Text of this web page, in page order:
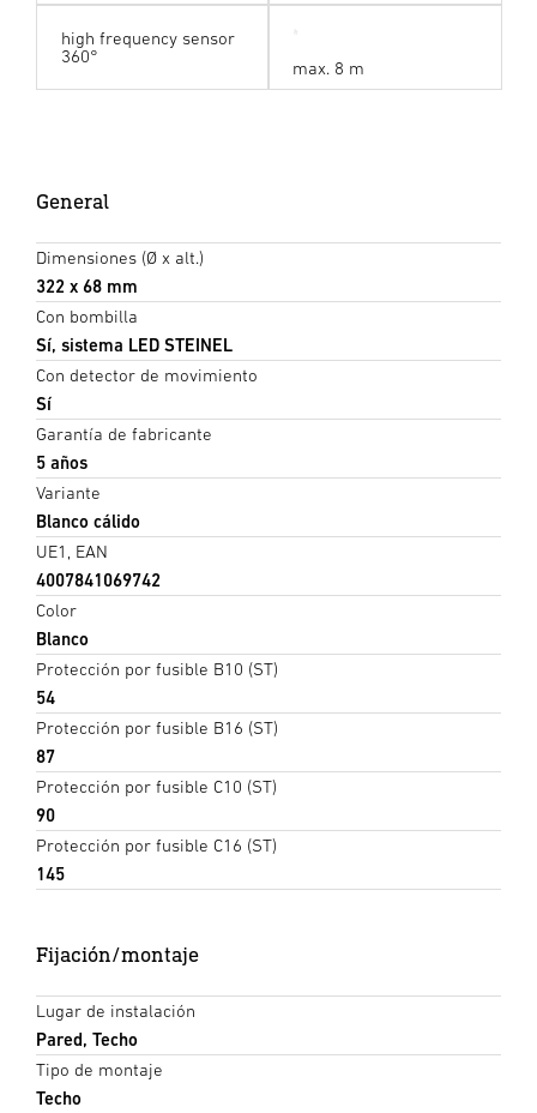
high frequency sensor
360°
max. 8 m
General
Dimensiones (Ø x alt.)
322 x 68 mm
Con bombilla
Sí, sistema LED STEINEL
Con detector de movimiento
Sí
Garantía de fabricante
5 años
Variante
Blanco cálido
UE1, EAN
4007841069742
Color
Blanco
Protección por fusible B10 (ST)
54
Protección por fusible B16 (ST)
87
Protección por fusible C10 (ST)
90
Protección por fusible C16 (ST)
145
Fijación/montaje
Lugar de instalación
Pared, Techo
Tipo de montaje
Techo